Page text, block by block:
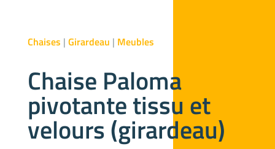
Chaises | Girardeau | Meubles
Chaise Paloma
pivotante tissu et
velours (girardeau)